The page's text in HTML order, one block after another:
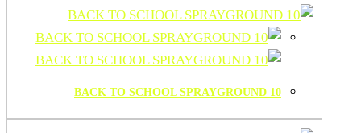
BACK TO SCHOOL SPRAYGROUND 10